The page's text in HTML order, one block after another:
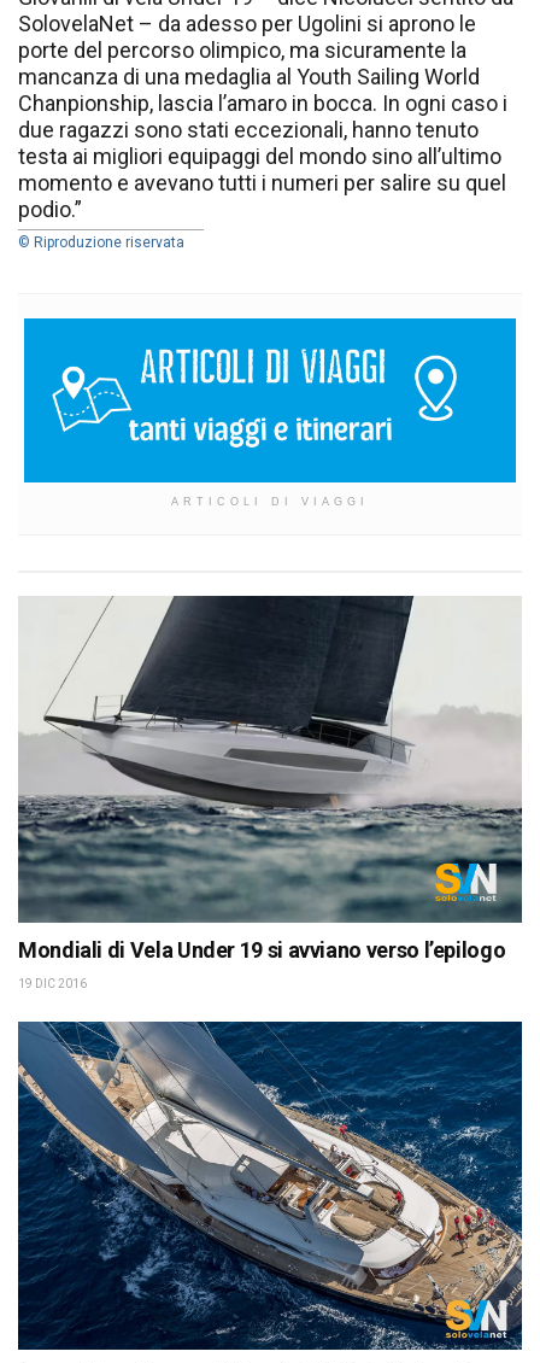
SolovelaNet – da adesso per Ugolini si aprono le
porte del percorso olimpico, ma sicuramente la
mancanza di una medaglia al Youth Sailing World
Chanpionship, lascia l’amaro in bocca. In ogni caso i
due ragazzi sono stati eccezionali, hanno tenuto
testa ai migliori equipaggi del mondo sino all’ultimo
momento e avevano tutti i numeri per salire su quel
podio.”
© Riproduzione riservata
ARTICOLI DI VIAGGI
Mondiali di Vela Under 19 si avviano verso l’epilogo
19 DIC 2016